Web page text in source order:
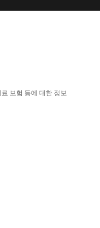
보험 등에 대한 정보